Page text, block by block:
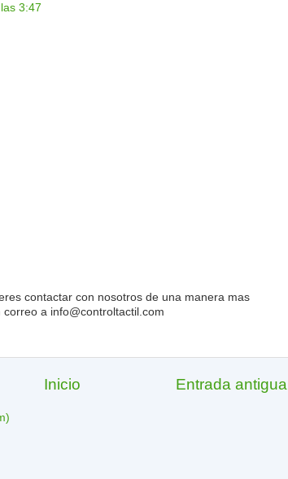
3:47
contactar con nosotros de una manera mas
a info@controltactil.com
Entrada antigua
Inicio